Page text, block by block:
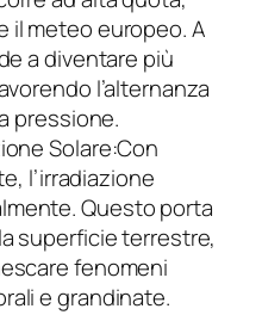
il meteo europeo. A
a diventare più
l’alternanza
pressione.
Solare:Con
l’irradiazione
Questo porta
superficie terrestre,
fenomeni
e grandinate.